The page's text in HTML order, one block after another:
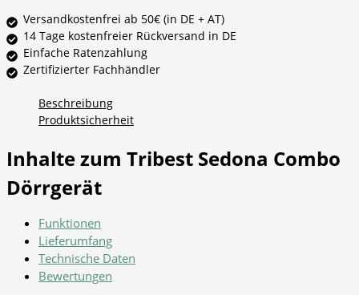
Versandkostenfrei ab 50€ (in DE + AT)
14 Tage kostenfreier Rückversand in DE
Einfache Ratenzahlung
Zertifizierter Fachhändler
Beschreibung
Produktsicherheit
Inhalte zum Tribest Sedona Combo
Dörrgerät
Funktionen
Lieferumfang
Technische Daten
Bewertungen